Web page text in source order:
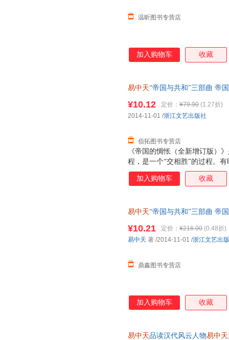
温昕图书专营店
加入购物车 收藏
易中天“帝国与共和”三部曲 帝
《帝国的惆怅（全新增订版）
程，是一个“交相胜”的过程。
麻烦仅仅在于，人家比我们强
黄花。这才让人惆怅。惆怅，
失，包括汉唐盛世之辉煌，鸦
是有利有弊。没有利，就不会
终结，也一定会终结。终结之
¥10.12 定价： ¥79.90 (1.27折)
佰拓图书专营店
2014-11-01 /浙江文艺出版社
加入购物车 收藏
易中天“帝国与共和”三部曲 帝
¥10.21 定价： ¥216.00 (0.48折)
鼎鑫图书专营店
易中天 著 /2014-11-01 /浙江文艺出
加入购物车 收藏
易中天品读汉代风云人物易中天